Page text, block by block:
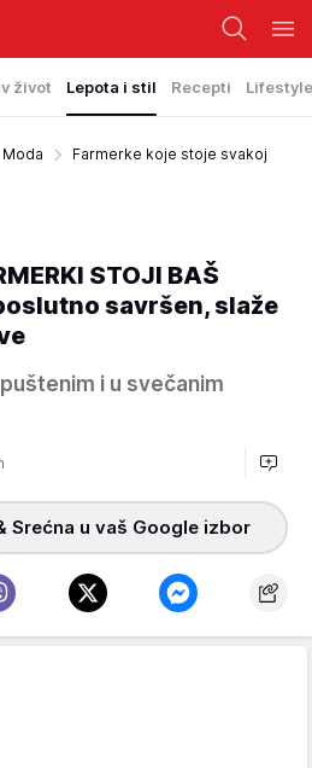
život Lepota i stil Recepti Lifestyle
Moda
Farmerke koje stoje svakoj
STOJI BAŠ
savršen, slaže
i u svečanim
Srećna u vaš Google izbor